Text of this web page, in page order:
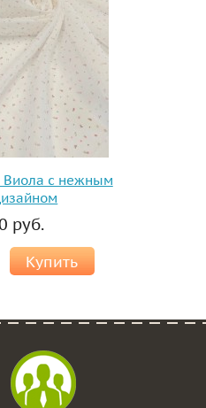
Виола с нежным
руб.
Купить